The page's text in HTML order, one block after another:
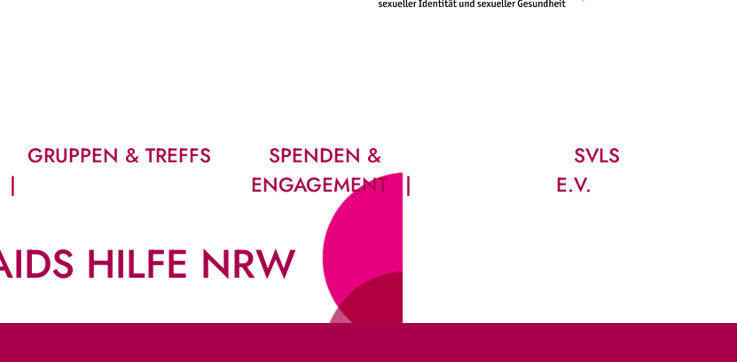
GRUPPEN & TREFFS
SPENDEN &
ENGAGEMENT
SVLS
E.V.
HILFE NRW